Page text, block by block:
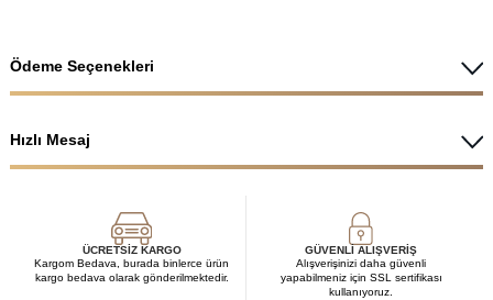
Ödeme Seçenekleri
Hızlı Mesaj
ÜCRETSIZ KARGO
Kargom Bedava, burada binlerce ürün
kargo bedava olarak gönderilmektedir.
GÜVENLI ALIŞVERIŞ
Alışverişinizi daha güvenli
yapabilmeniz için SSL sertifikası
kullanıyoruz.